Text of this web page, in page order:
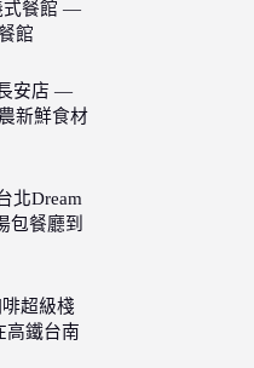
式餐館 —
館
安店 —
新鮮食材
北Dream
包餐廳到
超級棧
高鐵台南